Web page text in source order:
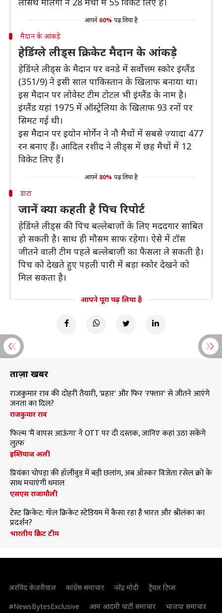
आपने 60% पढ़ लिया है
मैदान के आंकड़े
हेडिंग्ले लीड्स क्रिकेट मैदान के आंकड़े
हेडिंग्ले लीड्स के मैदान पर वनडे में सर्वोत्तम स्कोर इंग्लैंड
(351/9) ने इसी साल पाकिस्तान के खिलाफ बनाया था।
इस मैदान पर लोवेस्ट टीम टोटल भी इंग्लैंड के नाम है।
इंग्लैंड यहां 1975 में ऑस्ट्रेलिया के खिलाफ 93 रनों पर
सिमट गई थी।
इस मैदान पर इयोन मोर्गेन ने नौ मैचों में सबसे ज़्यादा 477
रन बनाए हैं। आदिल रशीद ने लीड्स में छह मैचों में 12
विकेट लिए हैं।
आपने 80% पढ़ लिया है
डाटा
जानें क्या कहती है पिच रिपोर्ट
हेडिंग्ले लीड्स की पिच बल्लेबाज़ों के लिए मददगार साबित
हो सकती है। साथ ही मौसम साफ रहेगा। ऐसे में टॉस
जीतने वाली टीम पहले बल्लेबाज़ी का फैसला ले सकती है।
पिच को देखते हुए पहली पारी में बड़ा स्कोर देखने को
मिल सकता है।
आपने पूरा पढ़ लिया है
ताज़ा खबरें
राजकुमार राव की दोहरी तैयारी, 'प्रहार' और फिर 'रफ्तार' से जीतने आएंगे
जनता का दिल?
राजकुमार राव
फिल्म 'मैं वापस आऊंगा' ने OTT पर दी दस्तक, जानिए कहां उठा सकेंगे
लुत्फ
इम्तियाज अली
प्रियंका चोपड़ा की हॉलीवुड में बड़ी छलांग, अब ऑस्कर विजेता रसेल क्रो के
साथ मचाएंगी धमाल
एसएस राजामौली
टेस्ट क्रिकेट: गॉल क्रिकेट स्टेडियम में कैसा रहा है भारत और श्रीलंका का
प्रदर्शन?
भारतीय क्रिकेट टीम
अरविंद केजरीवाल कांग्रेस समाचार नरेंद्र मोदी
ट्रैवल टिप्स
#NewsBytesExclusive
आम आदमी पार्टी समाचार भाजपा समाचार